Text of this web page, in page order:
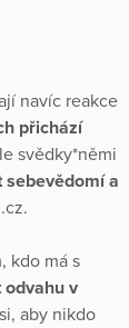
navíc reakce
přichází
svědky*němi
a
kdo má s
v
aby nikdo